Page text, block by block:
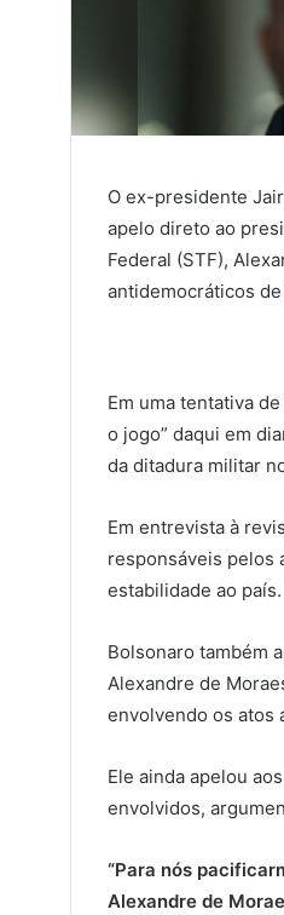
O ex-presidente
apelo direto ao
Federal (STF),
antidemocráticos
Em uma tentativa
o jogo” daqui em
da ditadura militar
Em entrevista à
responsáveis pelos
estabilidade ao país.
Bolsonaro também
Alexandre de
envolvendo os atos
Ele ainda apelou
envolvidos,
“Para nós
Alexandre de